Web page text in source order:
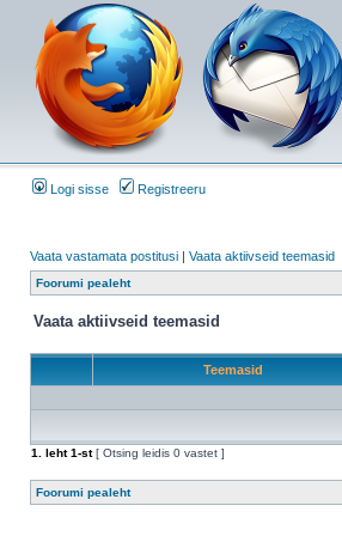
Logi sisse Registreeru
Vaata vastamata postitusi | Vaata aktiivseid teemasid
Foorumi pealeht
Vaata aktiivseid teemasid
Teemasid
1
. leht1-st[ Otsing leidis 0 vastet ]
Foorumi pealeht